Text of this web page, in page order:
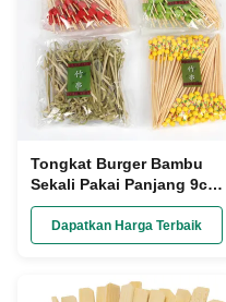
Tongkat Burger Bambu
Sekali Pakai Panjang 9cm
/ 12cm
Dapatkan Harga Terbaik